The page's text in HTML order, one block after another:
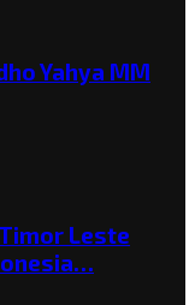
Yahya MM
Leste